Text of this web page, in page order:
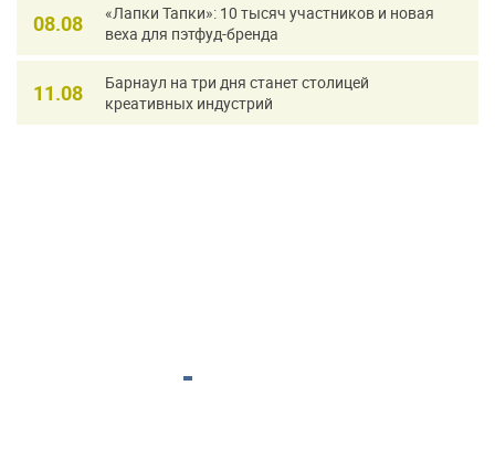
08.08
«Лапки Тапки»: 10 тысяч участников и новая
веха для пэтфуд-бренда
11.08
Барнаул на три дня станет столицей
креативных индустрий